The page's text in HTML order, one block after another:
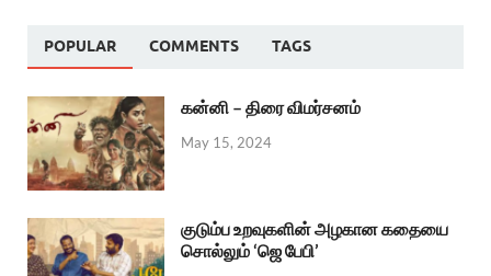
POPULAR COMMENTS TAGS
கன்னி – திரை விமர்சனம்
May 15, 2024
குடும்ப உறவுகளின் அழகான கதையை
சொல்லும் ‘ஜெ பேபி’